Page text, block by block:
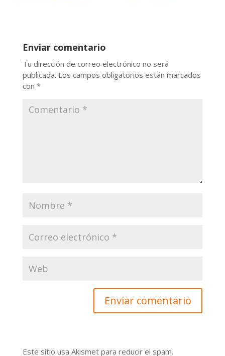
Enviar comentario
Tu dirección de correo electrónico no será
publicada. Los campos obligatorios están marcados
con *
Este sitio usa Akismet para reducir el spam.